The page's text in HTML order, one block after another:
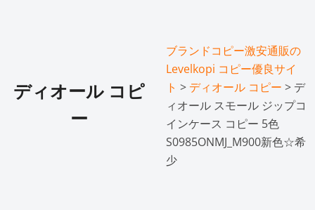
ディオール コピ
ー
ブランドコピー激安通販の
Levelkopi コピー優良サイ
ト > ディオール コピー > デ
ィオール スモール ジップコ
インケース コピー 5色
S0985ONMJ_M900​新色☆希
少